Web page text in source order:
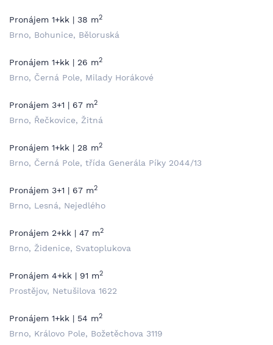
Pronájem 1+kk | 38 m2
Brno, Bohunice, Běloruská
Pronájem 1+kk | 26 m2
Brno, Černá Pole, Milady Horákové
Pronájem 3+1 | 67 m2
Brno, Řečkovice, Žitná
Pronájem 1+kk | 28 m2
Brno, Černá Pole, třída Generála Píky 2044/13
Pronájem 3+1 | 67 m2
Brno, Lesná, Nejedlého
Pronájem 2+kk | 47 m2
Brno, Židenice, Svatoplukova
Pronájem 4+kk | 91 m2
Prostějov, Netušilova 1622
Pronájem 1+kk | 54 m2
Brno, Královo Pole, Božetěchova 3119